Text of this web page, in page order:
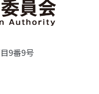
9番9号